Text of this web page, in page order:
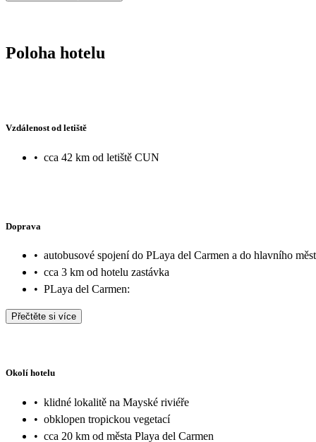
Poloha hotelu
Vzdálenost od letiště
• cca 42 km od letiště CUN
Doprava
• autobusové spojení do PLaya del Carmen a do hlavního
• cca 3 km od hotelu zastávka
• PLaya del Carmen:
Přečtěte si více
Okolí hotelu
• klidné lokalitě na Mayské riviéře
• obklopen tropickou vegetací
• cca 20 km od města Playa del Carmen